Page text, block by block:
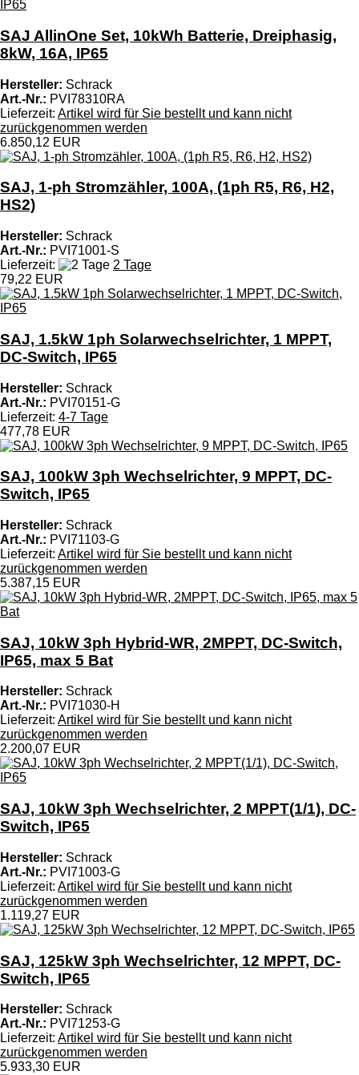
SAJ AllinOne Set, 10kWh Batterie, Dreiphasig,
8kW, 16A, IP65
Hersteller: Schrack
Art.-Nr.: PVI78310RA
Lieferzeit: Artikel wird für Sie bestellt und kann nicht
zurückgenommen werden
6.850,12 EUR
SAJ, 1-ph Stromzähler, 100A, (1ph R5, R6, H2,
HS2)
Hersteller: Schrack
Art.-Nr.: PVI71001-S
Lieferzeit:
2 Tage
79,22 EUR
SAJ, 1.5kW 1ph Solarwechselrichter, 1 MPPT,
DC-Switch, IP65
Hersteller: Schrack
Art.-Nr.: PVI70151-G
Lieferzeit: 4-7 Tage
477,78 EUR
SAJ, 100kW 3ph Wechselrichter, 9 MPPT, DC-
Switch, IP65
Hersteller: Schrack
Art.-Nr.: PVI71103-G
Lieferzeit: Artikel wird für Sie bestellt und kann nicht
zurückgenommen werden
5.387,15 EUR
SAJ, 10kW 3ph Hybrid-WR, 2MPPT, DC-Switch,
IP65, max 5 Bat
Hersteller: Schrack
Art.-Nr.: PVI71030-H
Lieferzeit: Artikel wird für Sie bestellt und kann nicht
zurückgenommen werden
2.200,07 EUR
SAJ, 10kW 3ph Wechselrichter, 2 MPPT(1/1), DC-
Switch, IP65
Hersteller: Schrack
Art.-Nr.: PVI71003-G
Lieferzeit: Artikel wird für Sie bestellt und kann nicht
zurückgenommen werden
1.119,27 EUR
SAJ, 125kW 3ph Wechselrichter, 12 MPPT, DC-
Switch, IP65
Hersteller: Schrack
Art.-Nr.: PVI71253-G
Lieferzeit: Artikel wird für Sie bestellt und kann nicht
zurückgenommen werden
5.933,30 EUR